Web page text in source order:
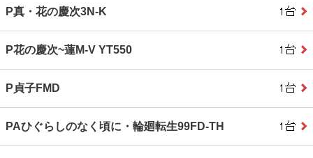
P真・花の慶次3N-K
P花の慶次~蓮M-V YT550
P貞子FMD
PAひぐらしのなく頃に・輪廻転生99FD-TH